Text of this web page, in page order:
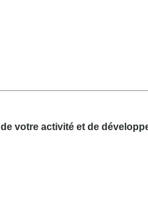
votre activité et de